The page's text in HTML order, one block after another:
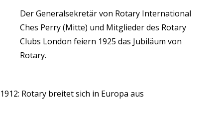
Der Generalsekretär von Rotary International
Ches Perry (Mitte) und Mitglieder des Rotary
Clubs London feiern 1925 das Jubiläum von
Rotary.
1912: Rotary breitet sich in Europa aus